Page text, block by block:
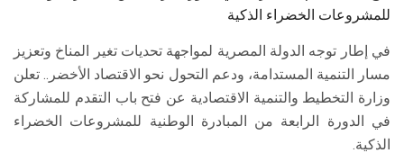
سجل الانللمشروعات الخضراء الذكية
في إطار توجه الدولة المصرية لمواجهة تحديات تغير المناخ وتعزيز
مسار التنمية المستدامة، ودعم التحول نحو الاقتصاد الأخضر.. تعلن
وزارة التخطيط والتنمية الاقتصادية عن فتح باب التقدم للمشاركة
في الدورة الرابعة من المبادرة الوطنية للمشروعات الخضراء
الذكية.